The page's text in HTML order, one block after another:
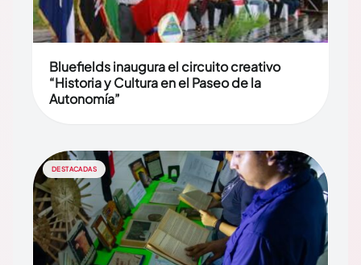
Bluefields inaugura el circuito creativo
“Historia y Cultura en el Paseo de la
Autonomía”
DESTACADAS